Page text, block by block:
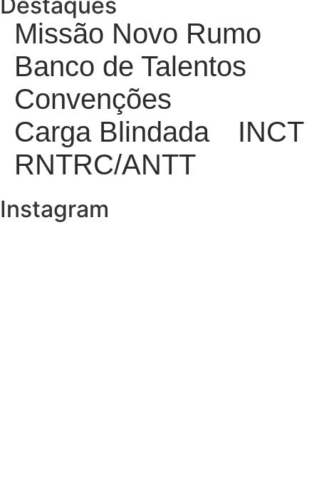
Destaques
Missão Novo Rumo
Banco de Talentos
Convenções
Carga Blindada
INCT
RNTRC/ANTT
Instagram